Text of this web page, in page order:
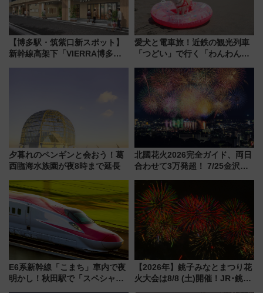
【博多駅・筑紫口新スポット】
新幹線高架下「VIERRA博多テ
愛犬と電車旅！近鉄の観光列車
「つどい」で行く「わんわん列
める日帰りツアー
夕暮れのペンギンと会おう！葛
西臨海水族園が夜8時まで延長
北國花火2026完全ガイド、両日
合わせて3万発超！ 7/25金沢大
会の日程・アクセス・観覧席ま
とめ（石川県）
E6系新幹線「こまち」車内で夜
明かし！秋田駅で「スペシャル
【2026年】銚子みなとまつり花
火大会は8/8 (土)開催！JR･銚子